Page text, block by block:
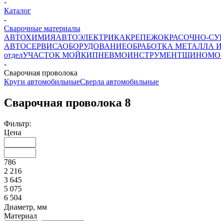
-
Каталог
-
Сварочные материалы
АВТОХИМИЯАВТОЭЛЕКТРИКАКРЕПЕЖОКРАСОЧНО-
АВТОСЕРВИСАОБОРУДОВАНИЕОБРАБОТКА МЕТАЛЛА
отделУЧАСТОК МОЙКИПНЕВМОИНСТРУМЕНТ
-
Сварочная проволока
Круги автомобильныеСверла автомобильные
Сварочная проволока 8
Фильтр:
Цена
786
2 216
3 645
5 075
6 504
Диаметр, мм
Материал